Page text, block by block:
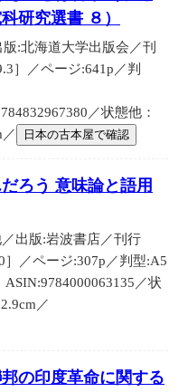
研究選書 ８）
:北海道大学出版会／刊
］／ページ:641p／判
／状態他：
日本の古本屋で確認
ろう 意味論と語用
出版:岩波書店／刊行
］／ページ:307p／判型:A5
／状
／
の印度革命に関する